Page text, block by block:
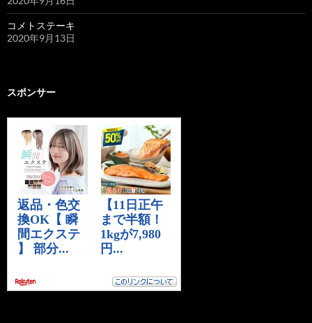
コメトステーキ
2020年9月13日
スポンサー